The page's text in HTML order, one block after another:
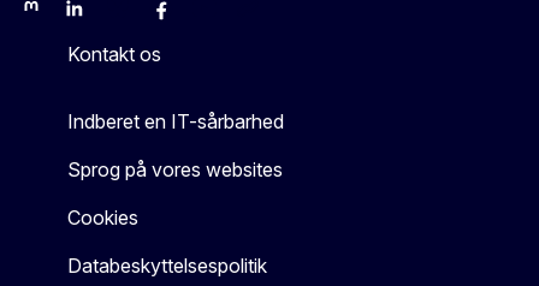
MastodonLinkedInBlueskyFacebook
Kontakt os
Indberet en IT-sårbarhed
Sprog på vores websites
Cookies
Databeskyttelsespolitik